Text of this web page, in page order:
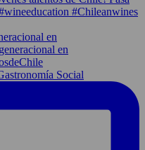
en
Social